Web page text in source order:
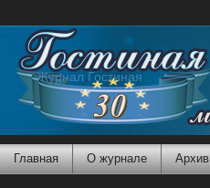
Журнал Гостиная
Главная О журнале Архив